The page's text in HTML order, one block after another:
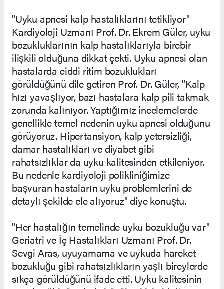
"Uyku apnesi kalp hastalıklarını tetikliyor"
Kardiyoloji Uzmanı Prof. Dr. Ekrem Güler, uyku
bozukluklarının kalp hastalıklarıyla birebir
ilişkili olduğuna dikkat çekti. Uyku apnesi olan
hastalarda ciddi ritim bozuklukları
görüldüğünü dile getiren Prof. Dr. Güler, "Kalp
hızı yavaşlıyor, bazı hastalara kalp pili takmak
zorunda kalınıyor. Yaptığımız incelemelerde
genellikle temel nedenin uyku apnesi olduğunu
görüyoruz. Hipertansiyon, kalp yetersizliği,
damar hastalıkları ve diyabet gibi
rahatsızlıklar da uyku kalitesinden etkileniyor.
Bu nedenle kardiyoloji polikliniğimize
başvuran hastaların uyku problemlerini de
detaylı şekilde ele alıyoruz" diye konuştu.
"Her hastalığın temelinde uyku bozukluğu var"
Geriatri ve İç Hastalıkları Uzmanı Prof. Dr.
Sevgi Aras, uyuyamama ve uykuda hareket
bozukluğu gibi rahatsızlıkların yaşlı bireylerde
sıkça görüldüğünü ifade etti. Uyku kalitesinin